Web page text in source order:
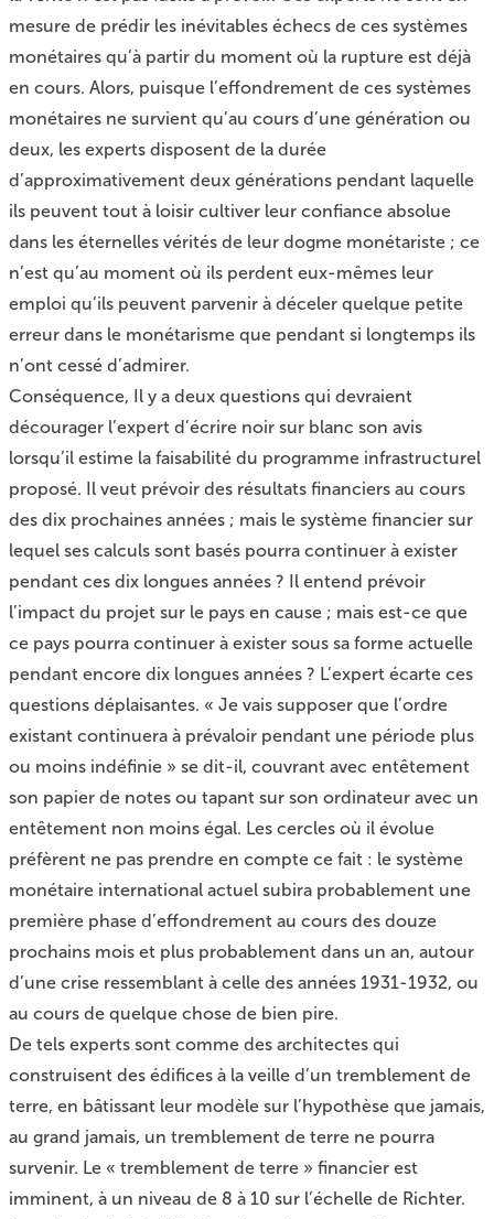
mesure de prédir les inévitables échecs de ces systèmes
monétaires qu’à partir du moment où la rupture est déjà
en cours. Alors, puisque l’effondrement de ces systèmes
monétaires ne survient qu’au cours d’une génération ou
deux, les experts disposent de la durée
d’approximativement deux générations pendant laquelle
ils peuvent tout à loisir cultiver leur confiance absolue
dans les éternelles vérités de leur dogme monétariste ; ce
n’est qu’au moment où ils perdent eux-mêmes leur
emploi qu’ils peuvent parvenir à déceler quelque petite
erreur dans le monétarisme que pendant si longtemps ils
n’ont cessé d’admirer.
Conséquence, Il y a deux questions qui devraient
décourager l’expert d’écrire noir sur blanc son avis
lorsqu’il estime la faisabilité du programme infrastructurel
proposé. Il veut prévoir des résultats financiers au cours
des dix prochaines années ; mais le système financier sur
lequel ses calculs sont basés pourra continuer à exister
pendant ces dix longues années ? Il entend prévoir
l’impact du projet sur le pays en cause ; mais est-ce que
ce pays pourra continuer à exister sous sa forme actuelle
pendant encore dix longues années ? L’expert écarte ces
questions déplaisantes. « Je vais supposer que l’ordre
existant continuera à prévaloir pendant une période plus
ou moins indéfinie » se dit-il, couvrant avec entêtement
son papier de notes ou tapant sur son ordinateur avec un
entêtement non moins égal. Les cercles où il évolue
préfèrent ne pas prendre en compte ce fait : le système
monétaire international actuel subira probablement une
première phase d’effondrement au cours des douze
prochains mois et plus probablement dans un an, autour
d’une crise ressemblant à celle des années 1931-1932, ou
au cours de quelque chose de bien pire.
De tels experts sont comme des architectes qui
construisent des édifices à la veille d’un tremblement de
terre, en bâtissant leur modèle sur l’hypothèse que jamais,
au grand jamais, un tremblement de terre ne pourra
survenir. Le « tremblement de terre » financier est
imminent, à un niveau de 8 à 10 sur l’échelle de Richter.